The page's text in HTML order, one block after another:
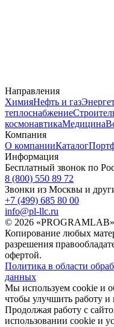
Направления
ХимияНефть и газ
теплоснабжение
космонавтикаМедицина
Компания
О компанииКаталог
Информация
Бесплатный звонок по
8 (800) 550 89 72
Звонки из Москвы и
+7 (499) 685 80 00
info@pl-llc.ru
© 2026 «PROGRAMLAB»
Копирование любых
разрешения
офертой.
Политика в области
данных
Мы используем cookie и
чтобы улучшить работу и
Продолжая работу с
использовании cookie и